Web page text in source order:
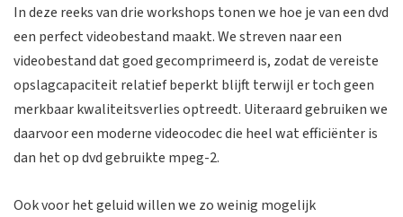
In deze reeks van drie workshops tonen we hoe je van een dvd
een perfect videobestand maakt. We streven naar een
videobestand dat goed gecomprimeerd is, zodat de vereiste
opslagcapaciteit relatief beperkt blijft terwijl er toch geen
merkbaar kwaliteitsverlies optreedt. Uiteraard gebruiken we
daarvoor een moderne videocodec die heel wat efficiënter is
dan het op dvd gebruikte mpeg-2.
Ook voor het geluid willen we zo weinig mogelijk